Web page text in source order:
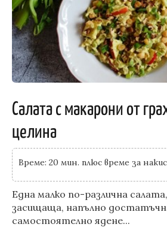
Салата с макарони от
целина
Време: 20 мин. плюс време за
Една малко по-различна
засищаща, напълно
самостоятелно ядене...